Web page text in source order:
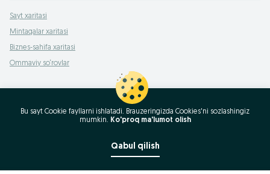
Sayt xaritasi
Mintaqalar xaritasi
Biznes-sahifa xaritasi
Ommaviy so‘rovlar
Bu sayt Cookie fayllarni ishlatadi. Brauzeringizda Cookies'ni sozlashingiz
mumkin. Ko'proq ma'lumot olish
Qabul qilish